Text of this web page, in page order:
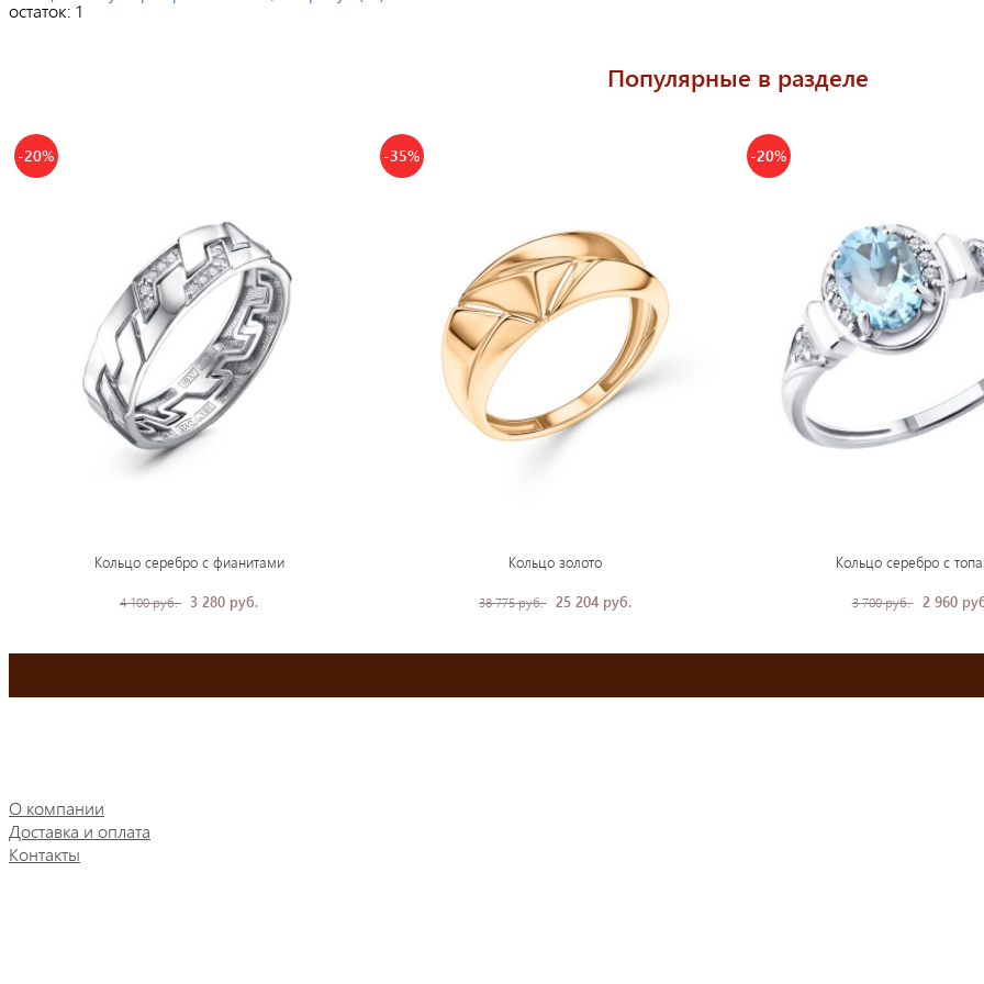
остаток: 1
Популярные в разделе
-20%
Кольцо серебро с фианитами
4 100 руб. 3 280 руб.
-35%
Кольцо золото
38 775 руб. 25 204 руб.
-20%
Кольцо серебро с
3 700 руб. 2 960
О компании
Доставка и оплата
Контакты